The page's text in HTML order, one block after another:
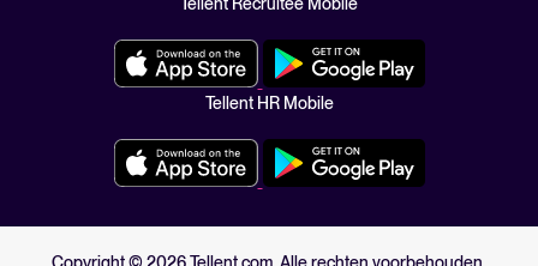
Tellent Recruitee Mobile
Tellent HR Mobile